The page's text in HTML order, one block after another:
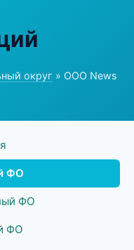
округ » ООО News
ФО
ФО
ФО